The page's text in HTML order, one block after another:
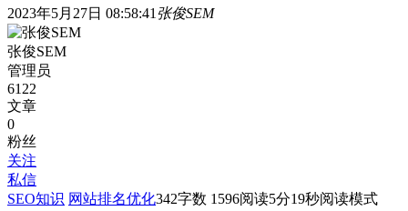
2023年5月27日 08:58:41 张俊SEM
张俊SEM
管理员
6122
文章
0
粉丝
关注
私信
SEO知识 网站排名优化342字数 1596阅读5分19秒阅读模式